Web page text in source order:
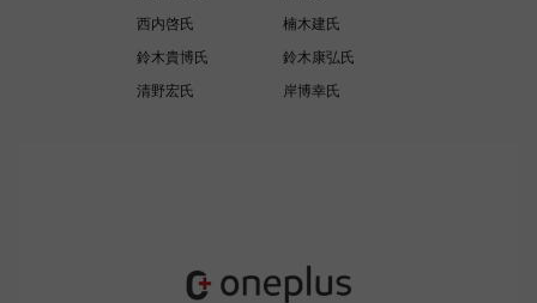
西内啓氏
楠木建氏
鈴木貴博氏
鈴木康弘氏
清野宏氏
岸博幸氏